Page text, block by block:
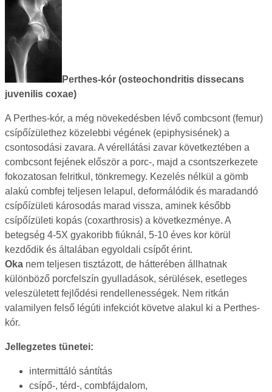
Perthes-kór (osteochondritis dissecans
juvenilis coxae)
A Perthes-kór, a még növekedésben lévő combcsont (femur)
csípőízülethez közelebbi végének (epiphysisének) a
csontosodási zavara. A vérellátási zavar következtében a
combcsont fejének először a porc-, majd a csontszerkezete
fokozatosan felritkul, tönkremegy. Kezelés nélkül a gömb
alakú combfej teljesen lelapul, deformálódik és maradandó
csípőízületi károsodás marad vissza, aminek később
csípőízületi kopás (coxarthrosis) a következménye. A
betegség 4-5X gyakoribb fiúknál, 5-10 éves kor körül
kezdődik és általában egyoldali csípőt érint.
Oka nem teljesen tisztázott, de hátterében állhatnak
különböző porcfelszín gyulladások, sérülések, esetleges
veleszületett fejlődési rendellenességek. Nem ritkán
valamilyen felső légúti infekciót követve alakul ki a Perthes-
kór.
Jellegzetes tünetei:
intermittáló sántítás
csípő-, térd-, combfájdalom,